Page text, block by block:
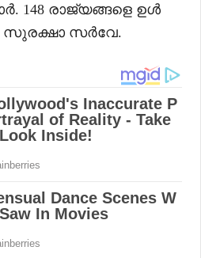
148 രാജ്യങ്ങളെ ഉൾ
സുരക്ഷാ സർവേ.